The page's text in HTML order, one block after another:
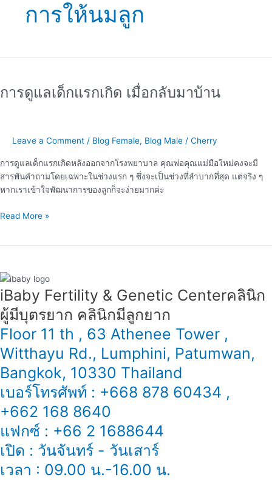
การให้นมลูก
การดูแลเด็กแรกเกิด เมื่อกลับมาบ้าน
Leave a Comment / Blog Female, Blog Male / Cherry
การดูแลเด็กแรกเกิดหลังออกจากโรงพยาบาล คุณพ่อคุณแม่มือใหม่คงจะมี
สารพันคำถามโดยเฉพาะในช่วงแรก ๆ ซึ่งจะเป็นช่วงที่ลำบากที่สุด แต่จริง ๆ
หากเราเข้าใจพัฒนาการของลูกก็จะง่ายมากค่ะ
เด็ก
กลับ
Read More »
iBaby Fertility & Genetic Center​ คลินิก
ผู้มีบุตรยาก คลินิกมีลูกยาก
Floor 11 th , 63 Athenee Tower ,
Witthayu Rd., Lumphini, Patumwan,
Bangkok, 10330 Thailand
เบอร์โทรศัพท์ : +668 878 60434 ,
+662 168 8640
แฟกซ์ : +66 2 1688644
เปิด : วันจันทร์ - วันเสาร์
เวลา : 09.00 น.-16.00 น.